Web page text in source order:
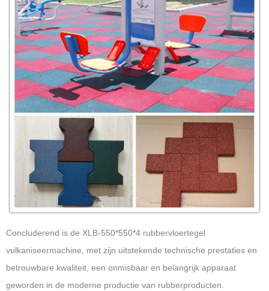
Concluderend is de XLB-550*550*4 rubbervloertegel
vulkaniseermachine, met zijn uitstekende technische prestaties en
betrouwbare kwaliteit, een onmisbaar en belangrijk apparaat
geworden in de moderne productie van rubberproducten.